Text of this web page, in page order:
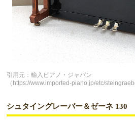
引用元：輸入ピアノ・ジャパン
（https://www.imported-piano.jp/etc/
シュタイングレーバー＆ゼーネ 130